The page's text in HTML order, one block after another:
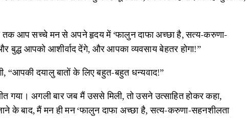
तक आप सच्चे मन से अपने हृदय में ‘फालुन दाफा अच्छा है, सत्य-करुणा-
बुद्ध आपको आशीर्वाद देंगे, और आपका व्यवसाय बेहतर होगा!”
“आपकी दयालु बातों के लिए बहुत-बहुत धन्यवाद!”
अगली बार जब मैं उससे मिली, तो उसने उत्साहित होकर कहा,
के बाद, मैं मन ही मन ‘फालुन दाफा अच्छा है, सत्य-करुणा-सहनशीलता